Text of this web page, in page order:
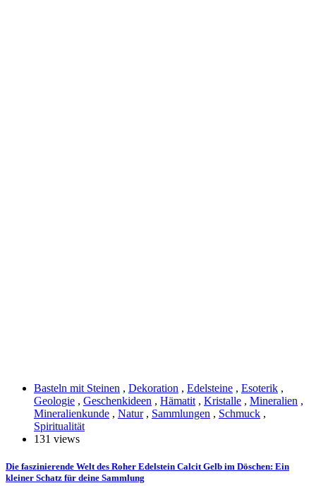
Basteln mit Steinen , Dekoration , Edelsteine , Esoterik ,
Geologie , Geschenkideen , Hämatit , Kristalle , Mineralien ,
Mineralienkunde , Natur, Sammlungen , Schmuck ,
Spiritualität
131 views
Die faszinierende Welt des Roher Edelstein Calcit Gelb im Döschen: Ein
kleiner Schatz für deine Sammlung